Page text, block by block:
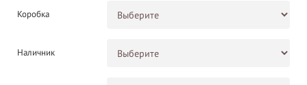
Коробка
Наличник